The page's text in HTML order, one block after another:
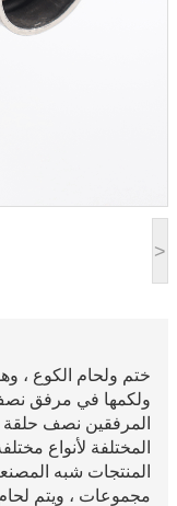
>
ختم ولحام الكوع ،
ولكمها في مرفق
المرفقين نصف حلقة
المختلفة لأنواع
المنتجات شبه
مجموعات ، ويتم